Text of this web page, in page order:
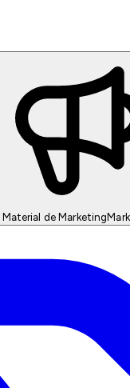
Material de Marketing